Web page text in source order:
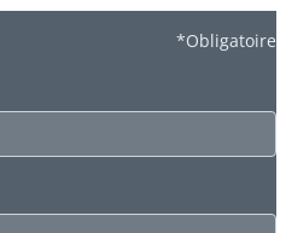
*Obligatoire